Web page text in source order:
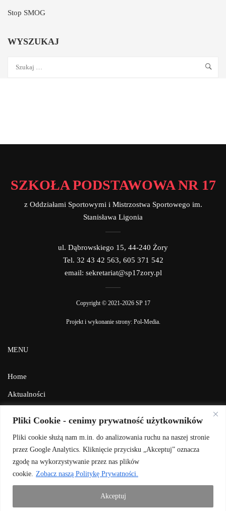
Pliki Cookie - cenimy prywatność użytkowników
Pliki cookie służą nam m.in. do analizowania ruchu na naszej stronie
przez Google Analytics. Kliknięcie przycisku „Akceptuj” oznacza
zgodę na wykorzystywanie przez nas plików
cookie.
Zobacz naszą Politykę Prywatności.
Akceptuj
Stop SMOG
WYSZUKAJ
SZKOŁA PODSTAWOWA NR 17
z Oddziałami Sportowymi i Mistrzostwa Sportowego im.
Stanisława Ligonia
ul. Dąbrowskiego 15, 44-240 Żory
Tel. 32 43 42 563, 605 371 542
email: sekretariat@sp17zory.pl
Copyright © 2021-2026 SP 17
Projekt i wykonanie strony: Pol-Media.
MENU
Home
Aktualności
Kontakt
BIP